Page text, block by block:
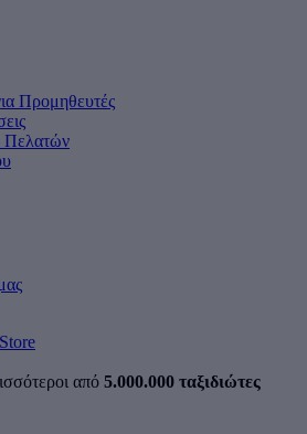
Προμηθευτές
Πελατών
από 5.000.000 ταξιδιώτες